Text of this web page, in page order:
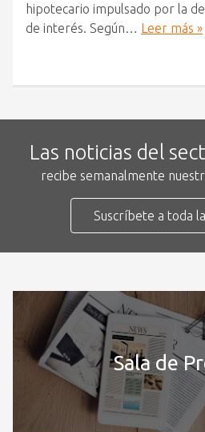
hipotecario impulsado por la
de interés. Según…
Leer más »
Las noticias del
recibe semanalmente
Suscríbete a toda
Sala de